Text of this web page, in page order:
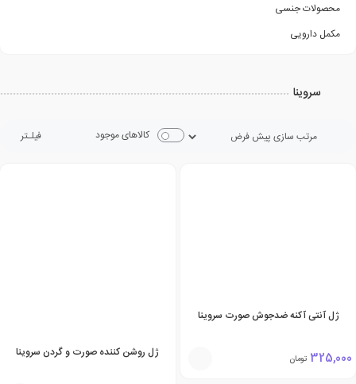
محصولات جنسی
مکمل دارویی
سروینا
فیلـتر کالاهای موجود
ژل آنتی آکنه ضدجوش صورت سروینا
325,000 تومان ژل روشن کننده صورت و گردن سروینا